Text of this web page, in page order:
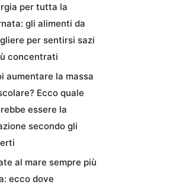
per tutta la
gli alimenti da
per sentirsi sazi
concentrati
aumentare la massa
Ecco quale
essere la
secondo gli
al mare sempre più
ecco dove